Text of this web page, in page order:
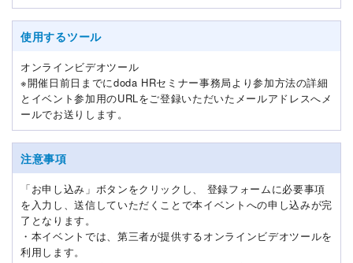
使用するツール
オンラインビデオツール
※開催日前日までにdoda HRセミナー事務局より参加方法の詳細
とイベント参加用のURLをご登録いただいたメールアドレスへメ
ールでお送りします。
注意事項
「お申し込み」ボタンをクリックし、 登録フォームに必要事項
を入力し、送信していただくことで本イベントへの申し込みが完
了となります。
・本イベントでは、第三者が提供するオンラインビデオツールを
利用します。